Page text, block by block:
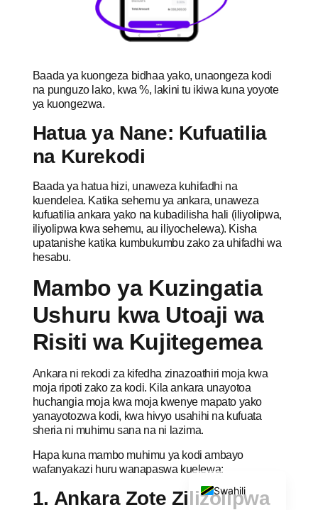
Baada ya kuongeza bidhaa yako, unaongeza kodi
na punguzo lako, kwa %, lakini tu ikiwa kuna yoyote
ya kuongezwa.
Hatua ya Nane: Kufuatilia
na Kurekodi
Baada ya hatua hizi, unaweza kuhifadhi na
kuendelea. Katika sehemu ya ankara, unaweza
kufuatilia ankara yako na kubadilisha hali (iliyolipwa,
iliyolipwa kwa sehemu, au iliyochelewa). Kisha
upatanishe katika kumbukumbu zako za uhifadhi wa
hesabu.
Mambo ya Kuzingatia
Ushuru kwa Utoaji wa
Risiti wa Kujitegemea
Ankara ni rekodi za kifedha zinazoathiri moja kwa
moja ripoti zako za kodi. Kila ankara unayotoa
huchangia moja kwa moja kwenye mapato yako
yanayotozwa kodi, kwa hivyo usahihi na kufuata
sheria ni muhimu sana na ni lazima.
Hapa kuna mambo muhimu ya kodi ambayo
wafanyakazi huru wanapaswa kuelewa:
1. Ankara Zote Zilizolipwa
Swahili
English
Spanish
French
Dutch
German
Italian
Portuguese